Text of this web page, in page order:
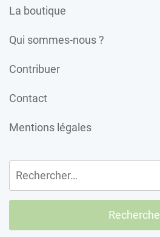
La boutique
Qui sommes-nous ?
Contribuer
Contact
Mentions légales
Rechercher :